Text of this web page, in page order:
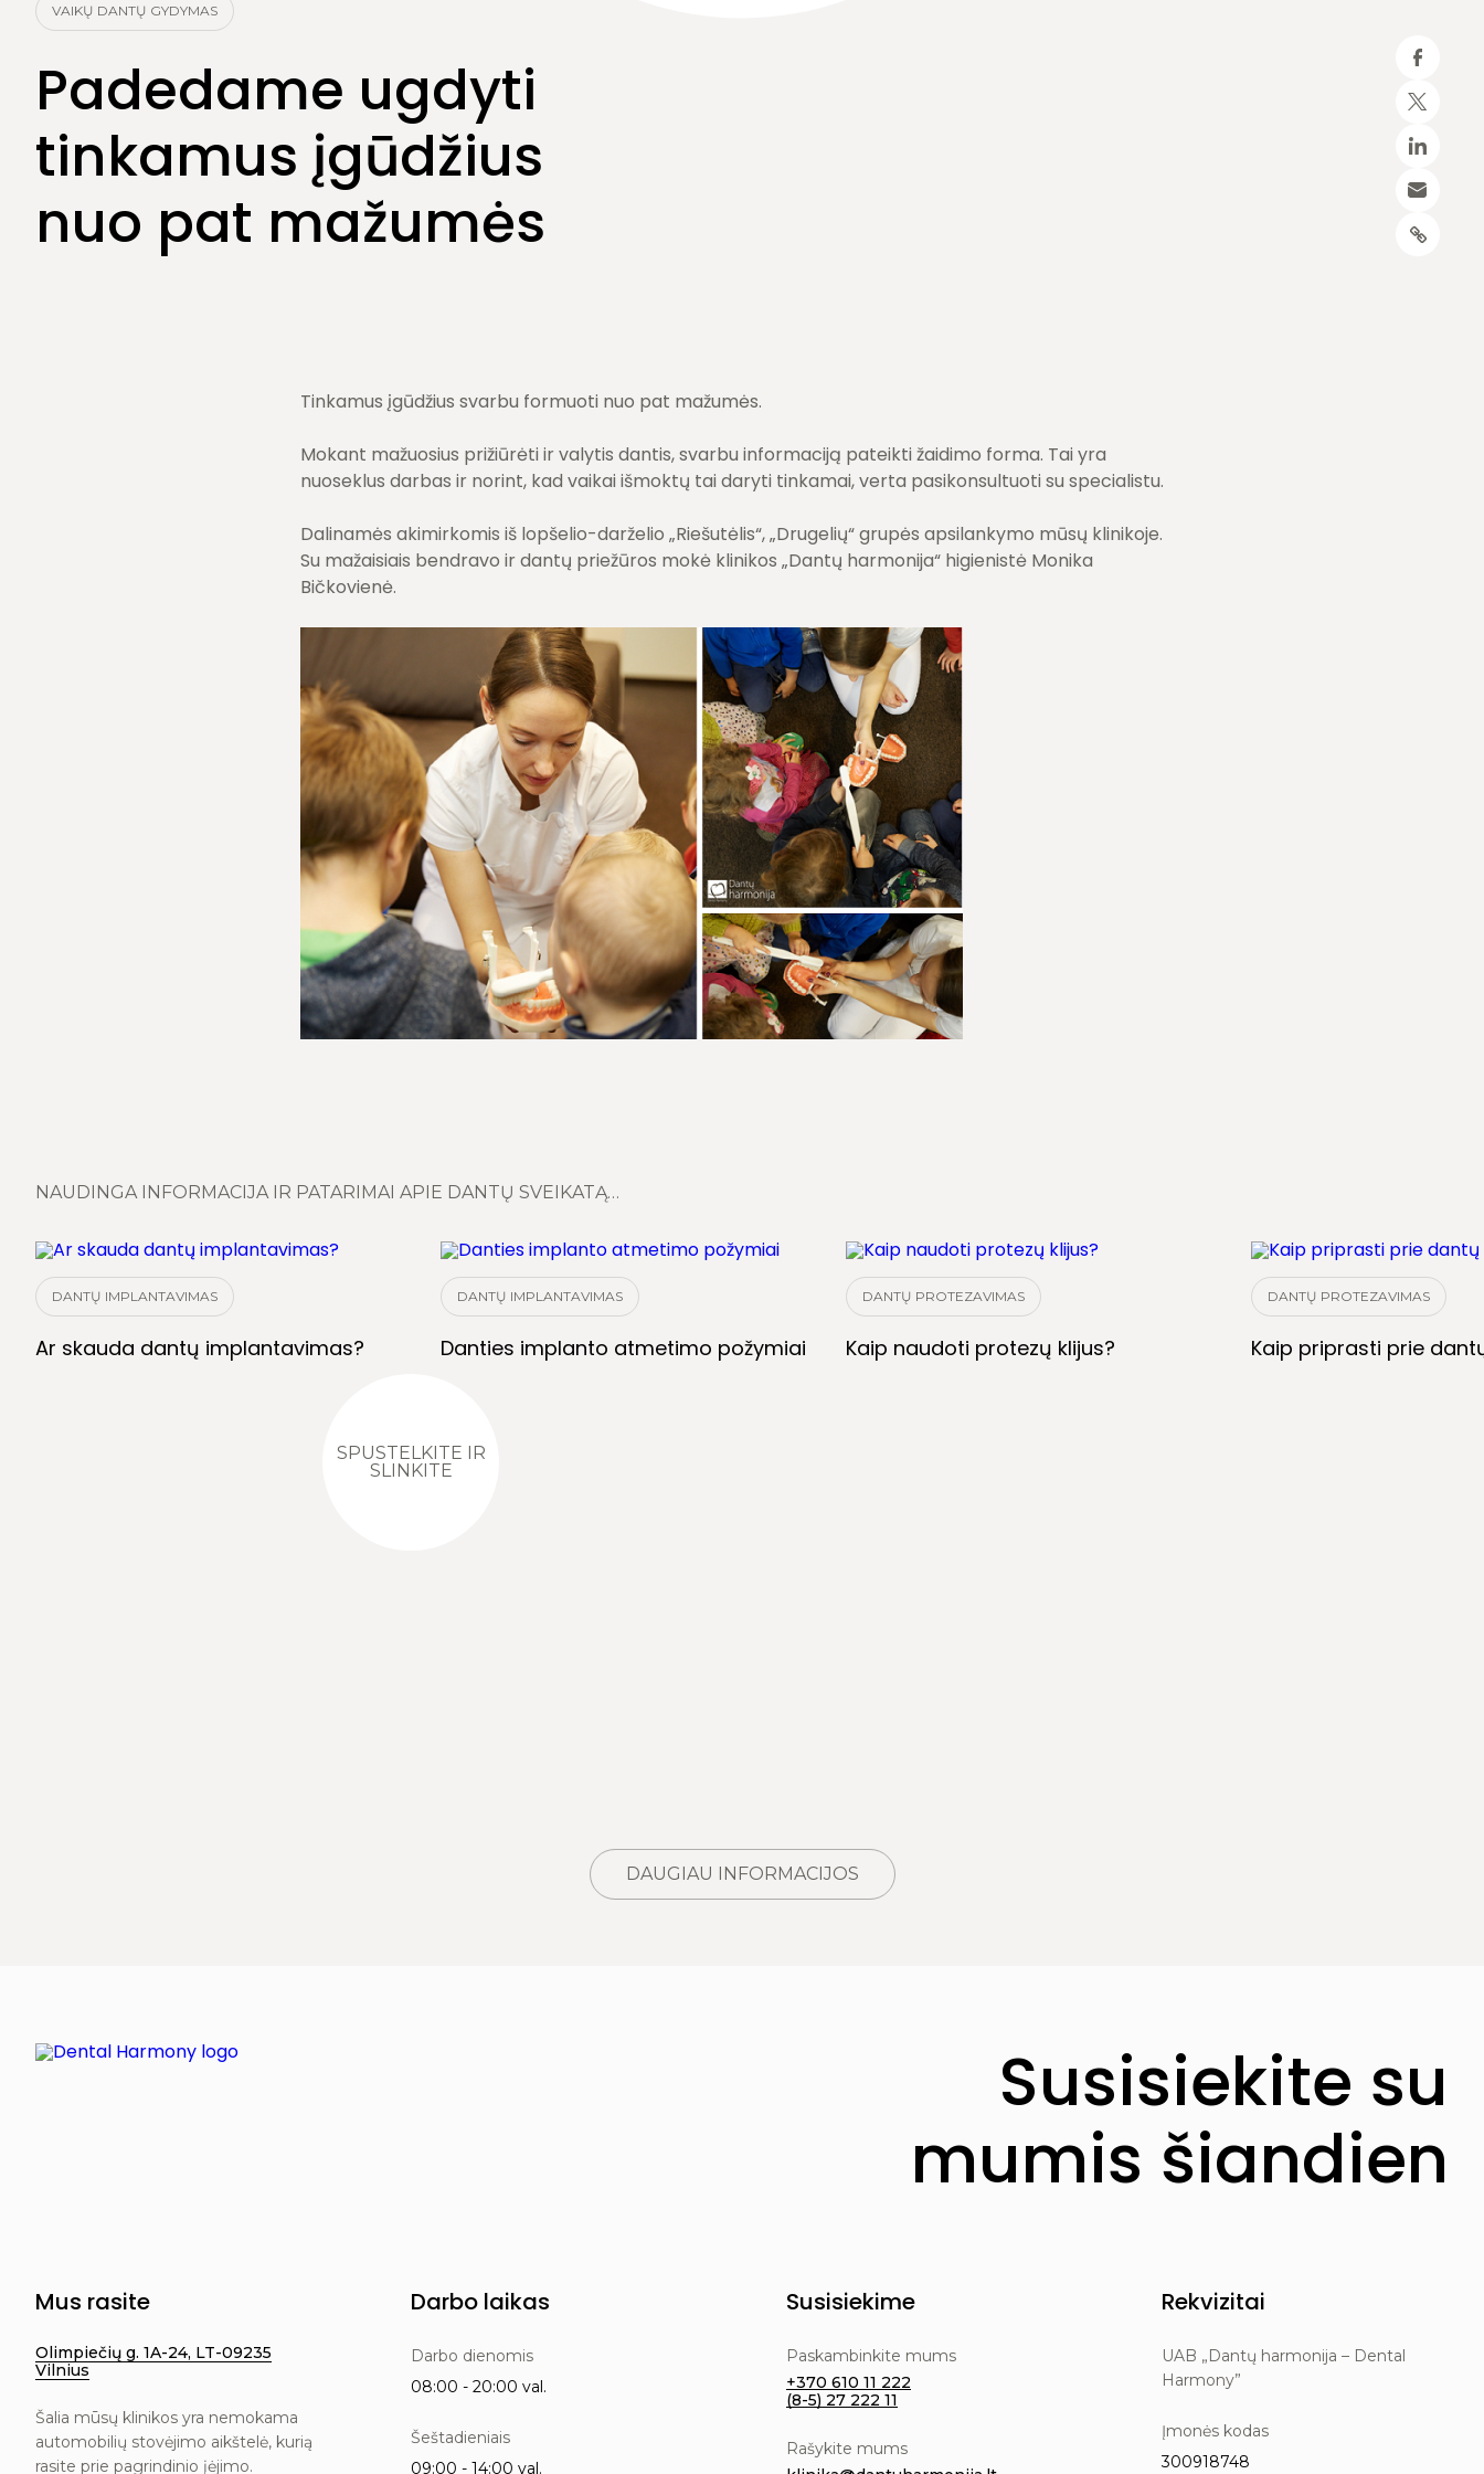
Dantų šalinimas
VAIKŲ DANTŲ GYDYMAS
Padedame ugdyti
tinkamus įgūdžius
nuo pat mažumės
Tinkamus įgūdžius svarbu formuoti nuo pat mažumės.
Mokant mažuosius prižiūrėti ir valytis dantis, svarbu informaciją pateikti žaidimo forma. Tai yra
nuoseklus darbas ir norint, kad vaikai išmoktų tai daryti tinkamai, verta pasikonsultuoti su specialistu.
Dalinamės akimirkomis iš lopšelio-darželio „Riešutėlis“, „Drugelių“ grupės apsilankymo mūsų klinikoje.
Su mažaisiais bendravo ir dantų priežūros mokė klinikos „Dantų harmonija“ higienistė Monika
Bičkovienė.
NAUDINGA INFORMACIJA IR PATARIMAI APIE DANTŲ SVEIKATĄ…
DANTŲ IMPLANTAVIMAS
Ar skauda dantų implantavimas?
DANTŲ IMPLANTAVIMAS
Danties implanto atmetimo požymiai
DANTŲ PROTEZAVIMAS
Kaip naudoti protezų klijus?
DANTŲ PROTEZAVIMAS
Kaip priprasti prie
SPUSTELKITE IR
SLINKITE
DAUGIAU INFORMACIJOS
Susisiekite su
mumis šiandien
Mus rasite
Olimpiečių g. 1A-24, LT-09235
Vilnius
Šalia mūsų klinikos yra nemokama
automobilių stovėjimo aikštelė, kurią
rasite prie pagrindinio įėjimo.
Darbo laikas
Darbo dienomis
08:00 - 20:00 val.
Šeštadieniais
09:00 - 14:00 val.
Susisiekime
Paskambinkite mums
+370 610 11 222
(8-5) 27 222 11
Rašykite mums
Rekvizitai
UAB „Dantų harmonija – Dental
Harmony”
Įmonės kodas
300918748